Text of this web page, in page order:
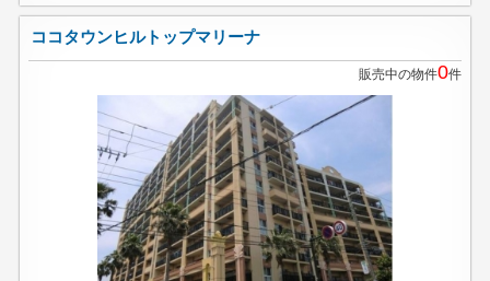
ココタウンヒルトップマリーナ
販売中の物件0件